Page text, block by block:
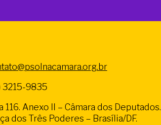
3215-9835
116. Anexo II – Câmara dos Deputados.
dos Três Poderes – Brasília/DF.